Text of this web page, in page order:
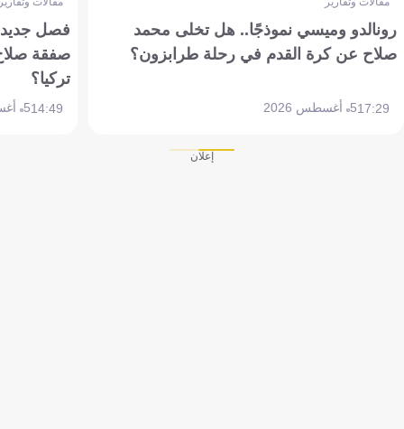
رونالدو وميسي نموذجًا.. هل تخلى محمد
صلاح عن كرة القدم في رحلة طرابزون؟
17:295 أغسطس 2026
فصل جديد
صفقة
تركيا؟
14:495 أغسطس 2026
إعلان